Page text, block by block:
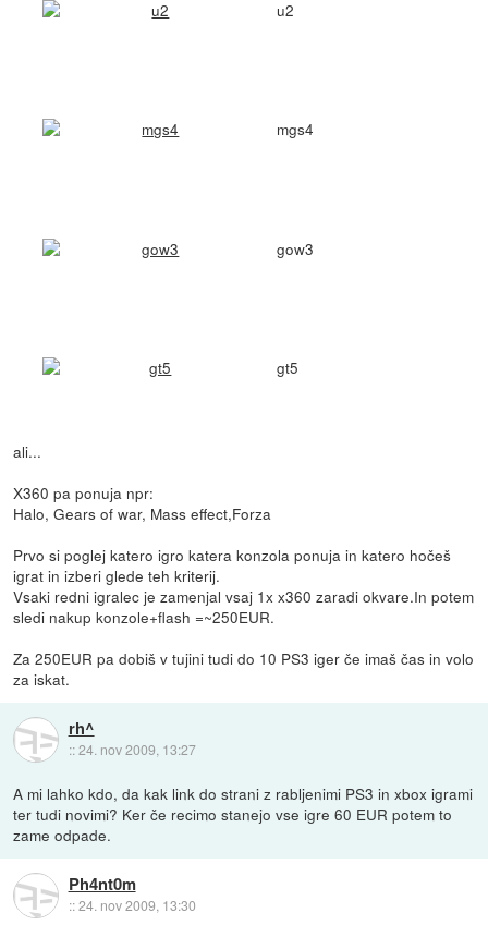
u2
mgs4
gow3
gt5
ali...
X360 pa ponuja npr:
Halo, Gears of war, Mass effect,Forza
Prvo si poglej katero igro katera konzola ponuja in katero hočeš
igrat in izberi glede teh kriterij.
Vsaki redni igralec je zamenjal vsaj 1x x360 zaradi okvare.In potem
sledi nakup konzole+flash =~250EUR.
Za 250EUR pa dobiš v tujini tudi do 10 PS3 iger če imaš čas in volo
za iskat.
rh^
::24. nov 2009, 13:27
A mi lahko kdo, da kak link do strani z rabljenimi PS3 in xbox igrami
ter tudi novimi? Ker če recimo stanejo vse igre 60 EUR potem to
zame odpade.
Ph4nt0m
::24. nov 2009, 13:30